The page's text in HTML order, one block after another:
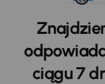
ciągu 7